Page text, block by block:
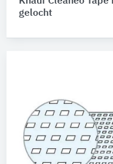
gelocht